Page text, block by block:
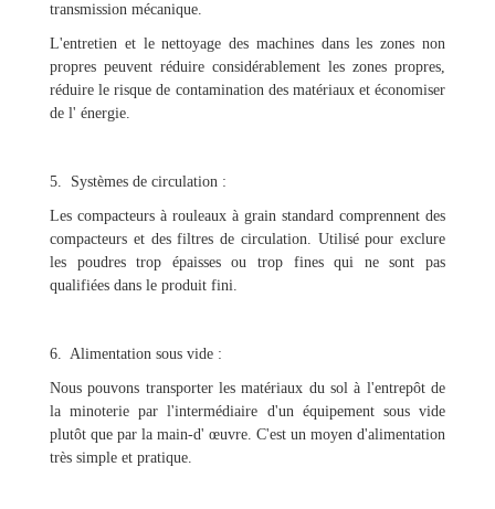
transmission mécanique.
L'entretien et le nettoyage des machines dans les zones non
propres peuvent réduire considérablement les zones propres,
réduire le risque de contamination des matériaux et économiser
de l' énergie.
5. Systèmes de circulation :
Les compacteurs à rouleaux à grain standard comprennent des
compacteurs et des filtres de circulation. Utilisé pour exclure
les poudres trop épaisses ou trop fines qui ne sont pas
qualifiées dans le produit fini.
6. Alimentation sous vide :
Nous pouvons transporter les matériaux du sol à l'entrepôt de
la minoterie par l'intermédiaire d'un équipement sous vide
plutôt que par la main-d' œuvre. C'est un moyen d'alimentation
très simple et pratique.